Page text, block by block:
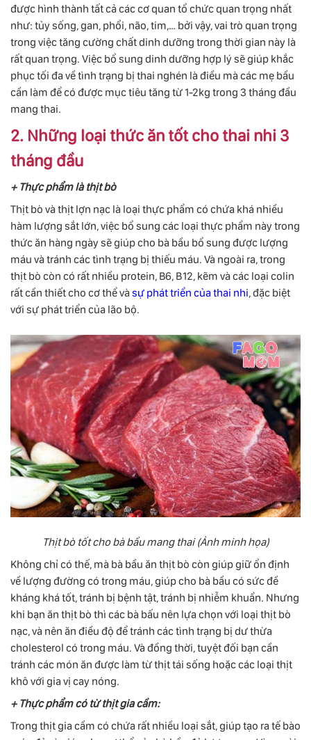
được hình thành tất cả các cơ quan tổ chức quan trọng nhất
như: tủy sống, gan, phổi, não, tim,… bởi vậy, vai trò quan trọng
trong việc tăng cường chất dinh dưỡng trong thời gian này là
rất quan trọng. Việc bổ sung dinh dưỡng hợp lý sẽ giúp khắc
phục tối đa về tình trạng bị thai nghén là điều mà các mẹ bầu
cần làm để có được mục tiêu tăng từ 1-2kg trong 3 tháng đầu
mang thai.
2. Những loại thức ăn tốt cho thai nhi 3
tháng đầu
+ Thực phẩm là thịt bò
Thịt bò và thịt lợn nạc là loại thực phẩm có chứa khá nhiều
hàm lượng sắt lớn, việc bổ sung các loại thực phẩm này trong
thức ăn hàng ngày sẽ giúp cho bà bầu bổ sung được lượng
máu và tránh các tình trạng bị thiếu máu. Và ngoài ra, trong
thịt bò còn có rất nhiều protein, B6, B12, kẽm và các loại colin
rất cần thiết cho cơ thể vàsự phát triển của thai nhi, đặc biệt
với sự phát triển của lão bộ.
Thịt bò tốt cho bà bầu mang thai (Ảnh minh họa)
Không chỉ có thế, mà bà bầu ăn thịt bò còn giúp giữ ổn định
về lượng đường có trong máu, giúp cho bà bầu có sức đề
kháng khá tốt, tránh bị bệnh tật, tránh bị nhiễm khuẩn. Nhưng
khi bạn ăn thịt bò thì các bà bấu nên lựa chọn với loại thịt bò
nạc, và nên ăn điều độ để tránh các tình trạng bị dư thừa
cholesterol có trong máu. Và đồng thời, tuyệt đối bạn cần
tránh các món ăn được làm từ thịt tái sống hoặc các loại thịt
khô với gia vị cay nóng.
+ Thực phẩm có từ thịt gia cầm:
Trong thịt gia cầm có chứa rất nhiều loại sắt, giúp tạo ra tế bào